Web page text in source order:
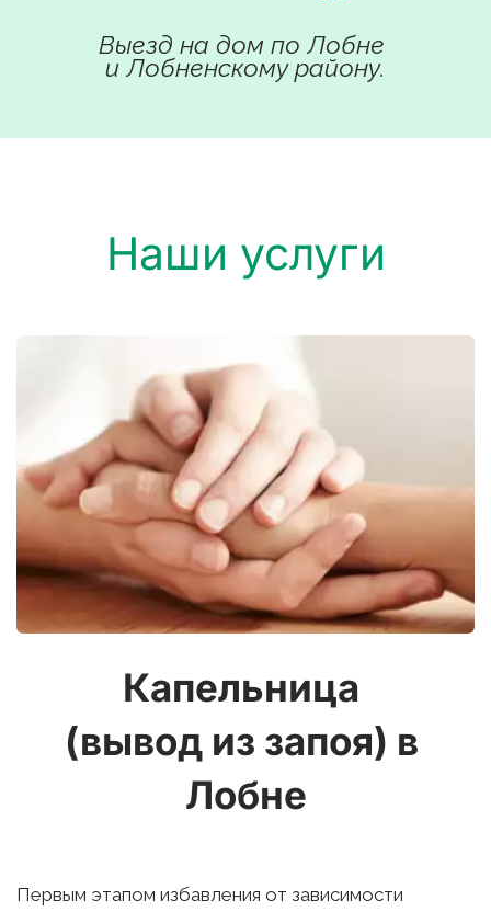
Выезд на дом по Лобне
и Лобненскому району.
Наши услуги
Капельница
(вывод из запоя) в
Лобне
Первым этапом избавления от зависимости